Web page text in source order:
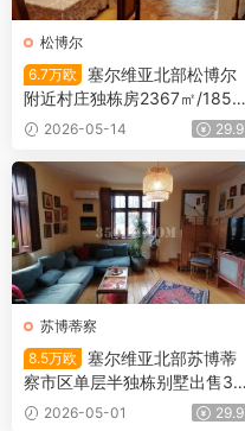
松博尔
6.7万欧
塞尔维亚北部松博尔
附近村庄独栋房2367㎡/185
㎡/6.7万欧
2026-05-14 29.9
苏博蒂察
8.5万欧
塞尔维亚北部苏博蒂
察市区单层半独栋别墅出售37
3㎡/106㎡/8.5万欧
2026-05-01 29.9